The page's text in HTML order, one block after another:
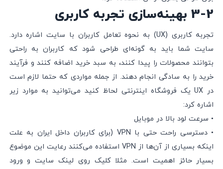
3-2 بهینه‌سازی تجربه کاربری
تجربه کاربری (UX) به نحوه تعامل کاربران با سایت اشاره دارد.
سایت شما باید به گونه‌ای طراحی شود که کاربران به راحتی
بتوانند محصولات را پیدا کنند، به سبد خرید اضافه کنند و فرآیند
خرید را به سادگی انجام دهند. از جمله مواردی که حتما لازم است
در UX یک فروشگاه اینترنتی لحاظ کنید می‌توانید به موارد زیر
اشاره کرد:
• سرعت لود بالا در موبایل
• دسترسی راحت حتی با VPN (برای کاربران داخل ایران به علت
اینکه بسیاری از آن‌ها از VPN‌ استفاده می‌کنند رعایت این موضوع
بسیار حائز اهمیت است. مثلا کلیک روی لینک‌ سایت و ورود